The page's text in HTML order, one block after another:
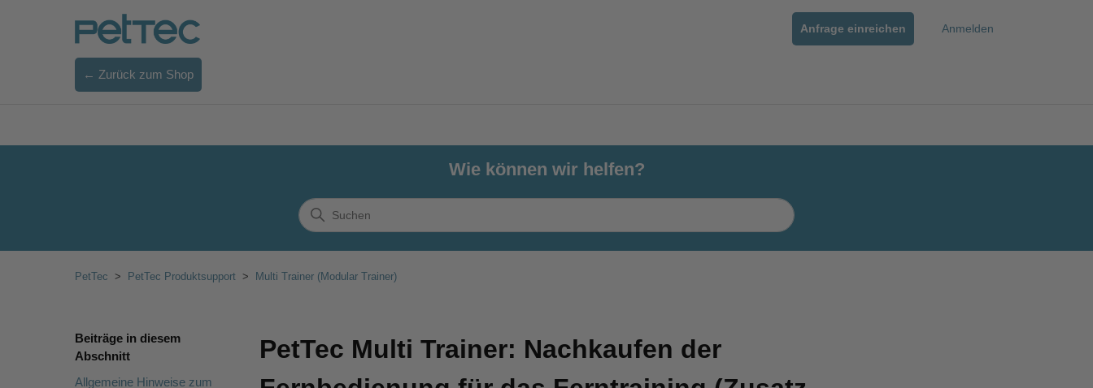
Anfrage einreichen Anmelden
← Zurück zum Shop
Wie können wir helfen?
PetTec PetTec Produktsupport Multi Trainer (Modular Trainer)
Beiträge in diesem
Abschnitt
Allgemeine Hinweise zum
PetTec Multi Trainer: Nachkaufen der